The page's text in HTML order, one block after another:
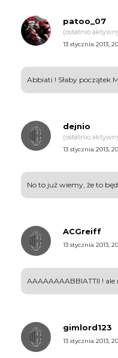
patoo_07
(ostatnio
13 stycznia 2013,
Abbiati ! Słaby początek
dejnio
(ostatnio
13 stycznia 2013,
No to już wiemy, że to
ACGreiff
13 stycznia 2013,
AAAAAAAABBIATTII ! ale
gimlord123
13 stycznia 2013,